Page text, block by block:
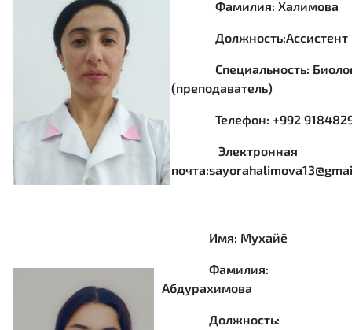
Фамилия: Халимова
Должность:Ассистент
Специальность:
(преподаватель)
Телефон: +992
Электронная
Имя: Мухайё
Фамилия:
Абдурахимова
Должность: